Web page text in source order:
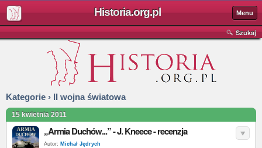
Historia.org.pl Menu
Szukaj
Kategorie › II wojna światowa
15 kwietnia 2011
„Armia Duchów...” - J. Kneece - recenzja
Autor: Michał Jędrych